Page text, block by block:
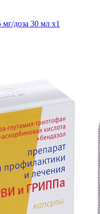
доза 30 мл x1